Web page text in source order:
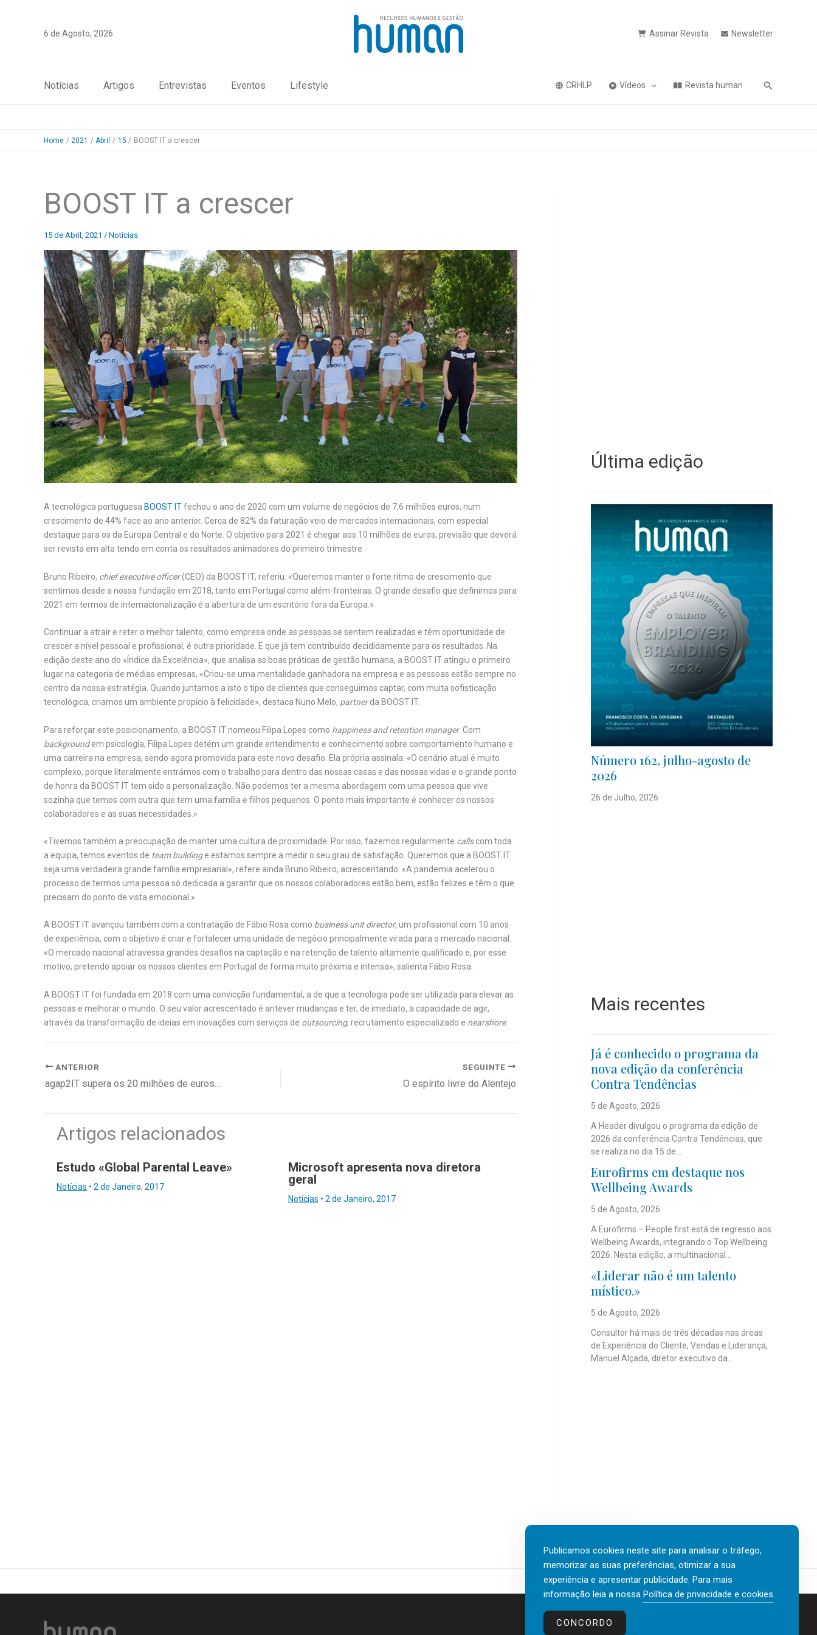
6 de Agosto, 2026 Assinar Revista Newsletter
Notícias Artigos Entrevistas Eventos Lifestyle CRHLP Vídeos Revista human Pesquisa
Home 2021 Abril 15 BOOST IT a crescer
BOOST IT a crescer
15 de Abril, 2021 / Notícias
A tecnológica portuguesa BOOST ITfechou o ano de 2020 com um volume de negócios de 7,6 milhões euros, num
crescimento de 44% face ao ano anterior. Cerca de 82% da faturação veio de mercados internacionais, com especial
destaque para os da Europa Central e do Norte. O objetivo para 2021 é chegar aos 10 milhões de euros, previsão que deverá
ser revista em alta tendo em conta os resultados animadores do primeiro trimestre.
Bruno Ribeiro, chief executive officer(CEO) da BOOST IT, referiu: «Queremos manter o forte ritmo de crescimento que
sentimos desde a nossa fundação em 2018, tanto em Portugal como além-fronteiras. O grande desafio que definimos para
2021 em termos de internacionalização é a abertura de um escritório fora da Europa.»
Continuar a atrair e reter o melhor talento, como empresa onde as pessoas se sentem realizadas e têm oportunidade de
crescer a nível pessoal e profissional, é outra prioridade. E que já tem contribuído decididamente para os resultados. Na
edição deste ano do «Índice da Excelência», que analisa as boas práticas de gestão humana, a BOOST IT atingiu o primeiro
lugar na categoria de médias empresas, «Criou-se uma mentalidade ganhadora na empresa e as pessoas estão sempre no
centro da nossa estratégia. Quando juntamos a isto o tipo de clientes que conseguimos captar, com muita sofisticação
tecnológica, criamos um ambiente propício à felicidade», destaca Nuno Melo, partnerda BOOST IT.
Para reforçar este posicionamento, a BOOST IT nomeou Filipa Lopes como happiness and retention manager. Com
backgroundem psicologia, Filipa Lopes detém um grande entendimento e conhecimento sobre comportamento humano e
uma carreira na empresa, sendo agora promovida para este novo desafio. Ela própria assinala: «O cenário atual é muito
complexo, porque literalmente entrámos com o trabalho para dentro das nossas casas e das nossas vidas e o grande ponto
de honra da BOOST IT tem sido a personalização. Não podemos ter a mesma abordagem com uma pessoa que vive
sozinha que temos com outra que tem uma família e filhos pequenos. O ponto mais importante é conhecer os nossos
colaboradores e as suas necessidades.»
«Tivemos também a preocupação de manter uma cultura de proximidade. Por isso, fazemos regularmente callscom toda
a equipa, temos eventos de team buildinge estamos sempre a medir o seu grau de satisfação. Queremos que a BOOST IT
seja uma verdadeira grande família empresarial», refere ainda Bruno Ribeiro, acrescentando: «A pandemia acelerou o
processo de termos uma pessoa só dedicada a garantir que os nossos colaboradores estão bem, estão felizes e têm o que
precisam do ponto de vista emocional.»
A BOOST IT avançou também com a contratação de Fábio Rosa como business unit director, um profissional com 10 anos
de experiência, com o objetivo é criar e fortalecer uma unidade de negócio principalmente virada para o mercado nacional.
«O mercado nacional atravessa grandes desafios na captação e na retenção de talento altamente qualificado e, por esse
motivo, pretendo apoiar os nossos clientes em Portugal de forma muito próxima e intensa», salienta Fábio Rosa.
A BOOST IT foi fundada em 2018 com uma convicção fundamental, a de que a tecnologia pode ser utilizada para elevar as
pessoas e melhorar o mundo. O seu valor acrescentado é antever mudanças e ter, de imediato, a capacidade de agir,
através da transformação de ideias em inovações com serviços de outsourcing, recrutamento especializado e nearshore.
ANTERIOR
agap2IT supera os 20 milhões de euros de faturação
SEGUINTE
O espírito livre do Alentejo
Artigos relacionados
Estudo «Global Parental Leave»
Notícias • 2 de Janeiro, 2017
Microsoft apresenta nova diretora
geral
Notícias • 2 de Janeiro, 2017
Última edição
Número 162, julho-agosto de
2026
26 de Julho, 2026
Mais recentes
Já é conhecido o programa da
nova edição da conferência
Contra Tendências
5 de Agosto, 2026
A Header divulgou o programa da edição de
2026 da conferência Contra Tendências, que
se realiza no dia 15 de...
Eurofirms em destaque nos
Wellbeing Awards
5 de Agosto, 2026
A Eurofirms – People first está de regresso aos
Wellbeing Awards, integrando o Top Wellbeing
2026. Nesta edição, a multinacional...
«Liderar não é um talento
místico.»
5 de Agosto, 2026
Consultor há mais de três décadas nas áreas
de Experiência do Cliente, Vendas e Liderança,
Manuel Alçada, diretor executivo da...
Contactos
Publicamos cookies neste site para analisar o tráfego,
memorizar as suas preferências, otimizar a sua
experiência e apresentar publicidade. Para mais
informação leia a nossa Política de privacidade e cookies.
CONCORDO